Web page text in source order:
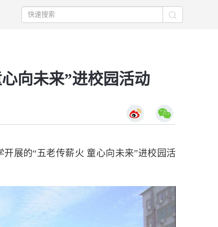
向未来”进校园活动
展的“五老传薪火 童心向未来”进校园活